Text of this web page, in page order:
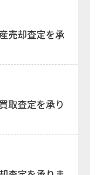
売却査定を承
取査定を承り